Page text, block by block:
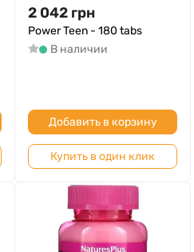
2 042 грн
Power Teen - 180 tabs
В наличии
Добавить в корзину
Купить в один клик